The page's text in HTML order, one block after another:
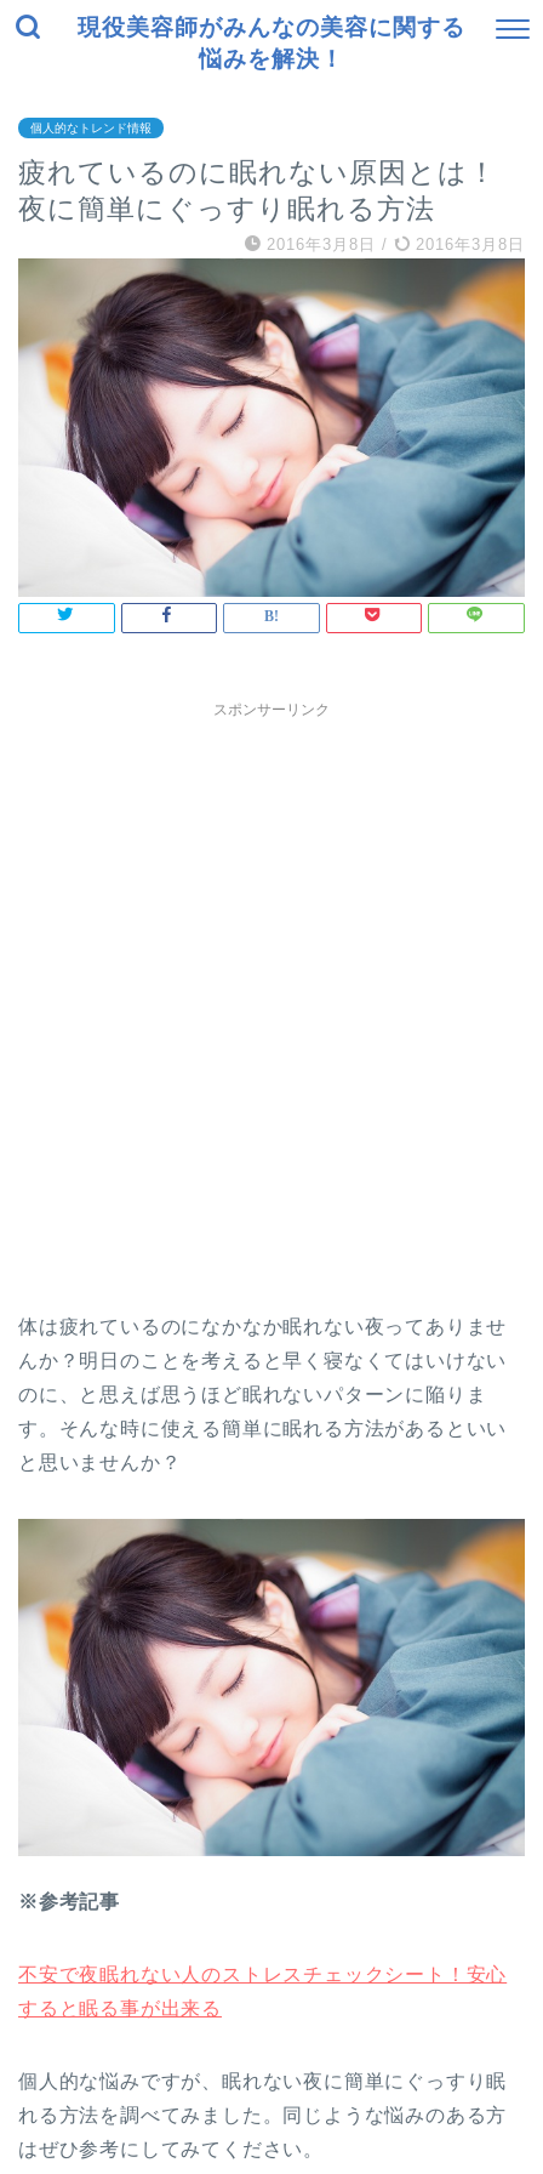
現役美容師がみんなの美容に関する
悩みを解決！
個人的なトレンド情報
疲れているのに眠れない原因とは！
夜に簡単にぐっすり眠れる方法
2016年3月8日 / 2016年3月8日
スポンサーリンク
体は疲れているのになかなか眠れない夜ってありませ
んか？明日のことを考えると早く寝なくてはいけない
のに、と思えば思うほど眠れないパターンに陥りま
す。そんな時に使える簡単に眠れる方法があるといい
と思いませんか？
※参考記事
不安で夜眠れない人のストレスチェックシート！安心
すると眠る事が出来る
個人的な悩みですが、眠れない夜に簡単にぐっすり眠
れる方法を調べてみました。同じような悩みのある方
はぜひ参考にしてみてください。